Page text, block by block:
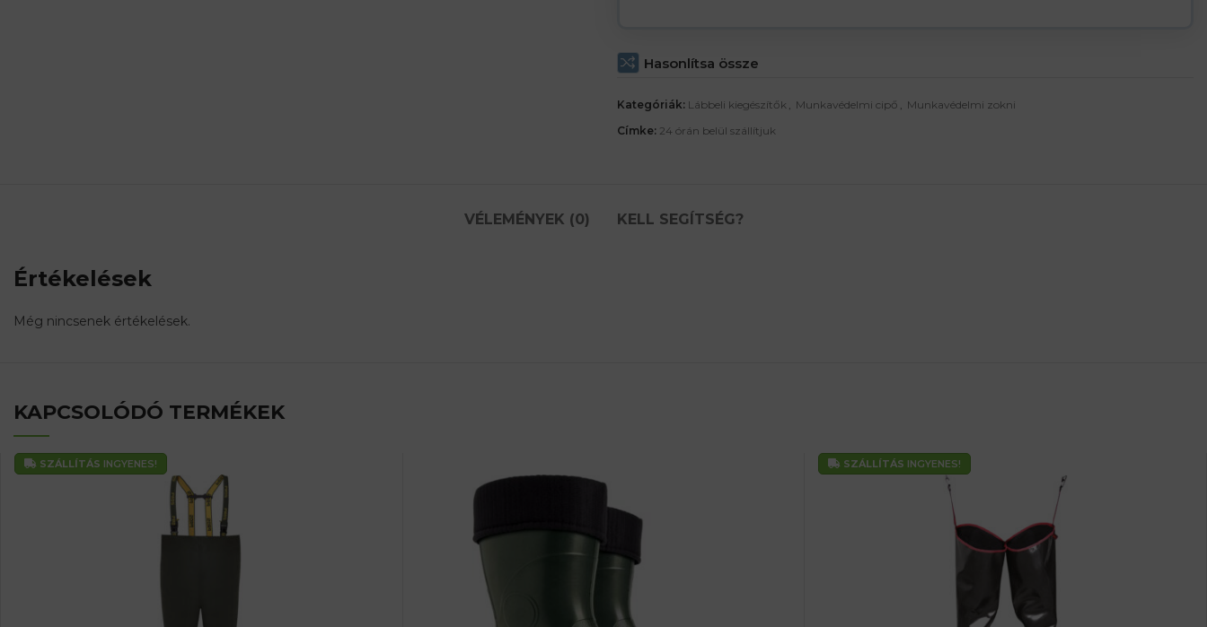
Hasonlítsa össze
Kategóriák: Lábbeli kiegészítők , Munkavédelmi cipő , Munkavédelmi zokni
Címke: 24 órán belül szállítjuk
VÉLEMÉNYEK (0) KELL SEGÍTSÉG?
Értékelések
Még nincsenek értékelések.
KAPCSOLÓDÓ TERMÉKEK
SZÁLLÍTÁS INGYENES! SZÁLLÍTÁS INGYENES!